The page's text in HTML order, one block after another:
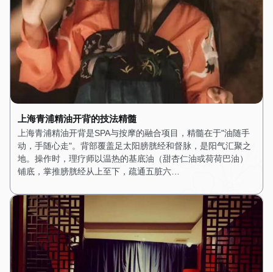
上海青浦精油开背的技法精髓
上海青浦精油开背是SPA与按摩的融合项目，精髓在于"油随手
动，手随心走"。背部覆盖足太阳膀胱经和督脉，是阳气汇聚之
地。操作时，理疗师以温热的基底油（甜杏仁油或荷荷巴油）
铺底，掌推膀胱经从上至下，疏通五脏六…